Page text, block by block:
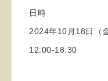
日時
2024年10 月 18日（
12:00-18:30